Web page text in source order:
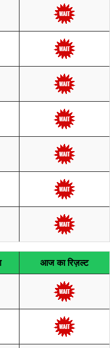
आज का रिज़ल्ट